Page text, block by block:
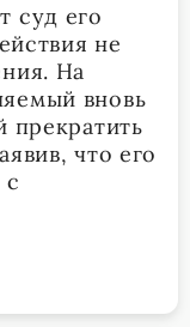
суд его
не
На
вновь
прекратить
что его
с